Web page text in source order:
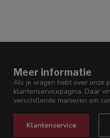
Meer informatie
Als je vragen hebt over onze
klantenservicepagina. Daar
verschillende manieren om
Klantenservice